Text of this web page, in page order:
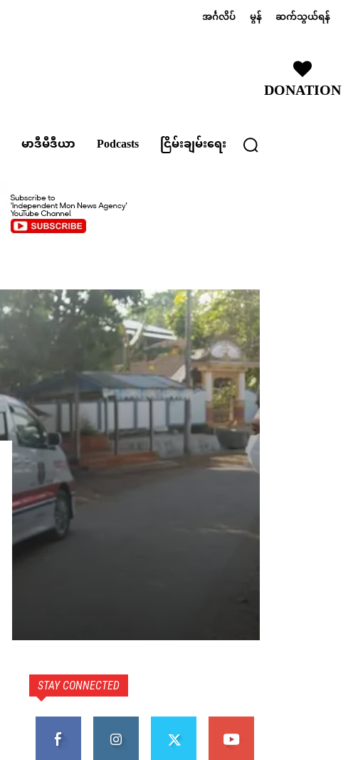
အင်္ဂလိပ် မွန် ဆက်သွယ်ရန်
DONATION
မာဒီမီဒီယာ Podcasts ငြိမ်းချမ်းရေး
STAY CONNECTED